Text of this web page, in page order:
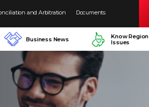
and Arbitration Documents
Business News
Know Region
Issues